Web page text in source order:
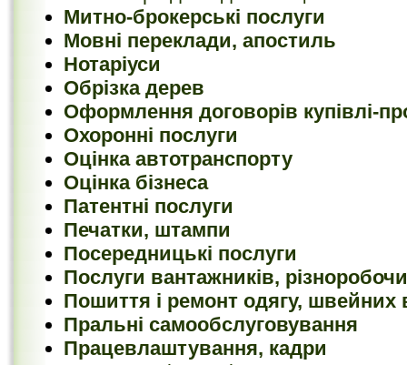
Митно-брокерські послуги
Мовні переклади, апостиль
Нотаріуси
Обрізка дерев
Оформлення договорів купівлі-
Охоронні послуги
Оцінка автотранспорту
Оцінка бізнеса
Патентні послуги
Печатки, штампи
Посередницькі послуги
Послуги вантажників,
Пошиття і ремонт одягу, швейних
Пральні самообслуговування
Працевлаштування, кадри